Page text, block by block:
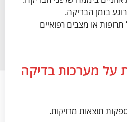
בזמן הבדיקה.
או מצבים רפואיים
על מערכות בדיקה
תוצאות מדויקות.